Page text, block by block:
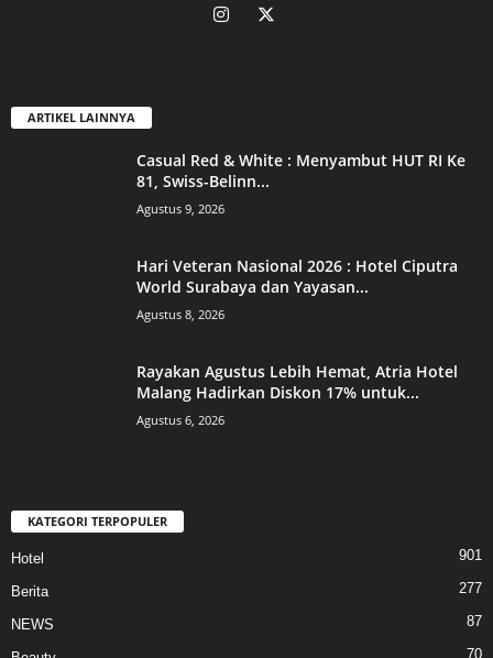
ARTIKEL LAINNYA
Casual Red & White : Menyambut HUT RI Ke
81, Swiss-Belinn...
Agustus 9, 2026
Hari Veteran Nasional 2026 : Hotel Ciputra
World Surabaya dan Yayasan...
Agustus 8, 2026
Rayakan Agustus Lebih Hemat, Atria Hotel
Malang Hadirkan Diskon 17% untuk...
Agustus 6, 2026
KATEGORI TERPOPULER
Hotel 901
Berita 277
NEWS 87
70